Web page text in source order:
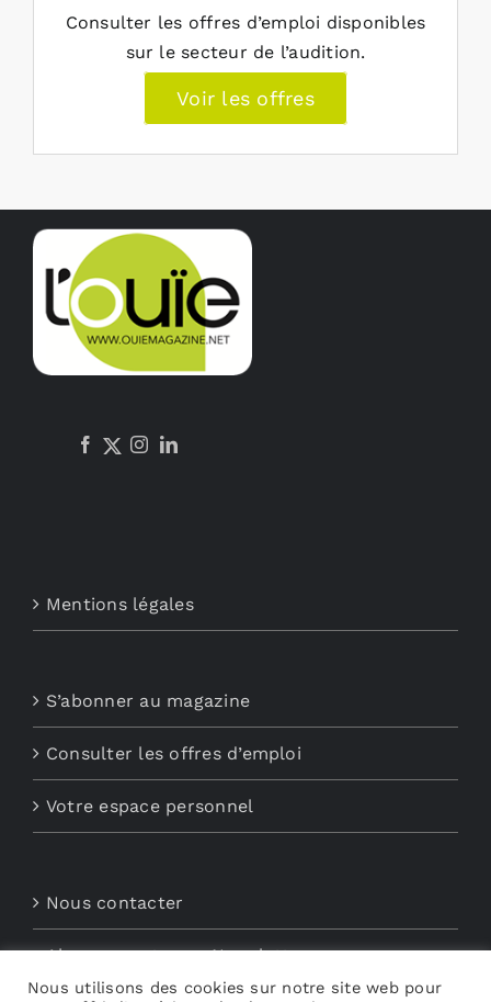
Consulter les offres d’emploi disponibles
sur le secteur de l’audition.
Voir les offres
Mentions légales
S’abonner au magazine
Consulter les offres d’emploi
Votre espace personnel
Nous contacter
Abonnements aux Newsletters
Nous utilisons des cookies sur notre site web pour